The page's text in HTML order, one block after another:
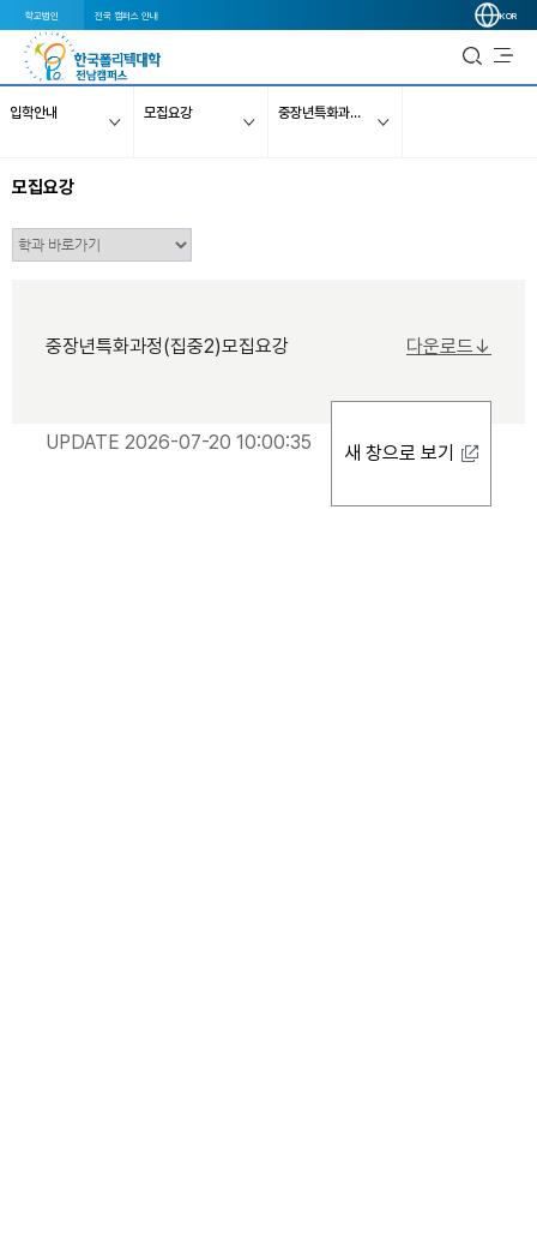
학교법인 전국 캠퍼스 안내 KOR
입학안내 모집요강 중장년특화과정(집중2)
모집요강
중장년특화과정(집중2)모집요강 다운로드↓
UPDATE 2026-07-20 10:00:35 새 창으로 보기